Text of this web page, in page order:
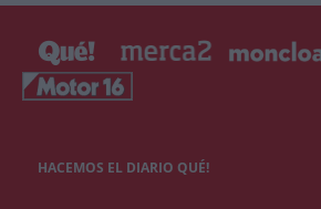
HACEMOS EL DIARIO QUÉ!